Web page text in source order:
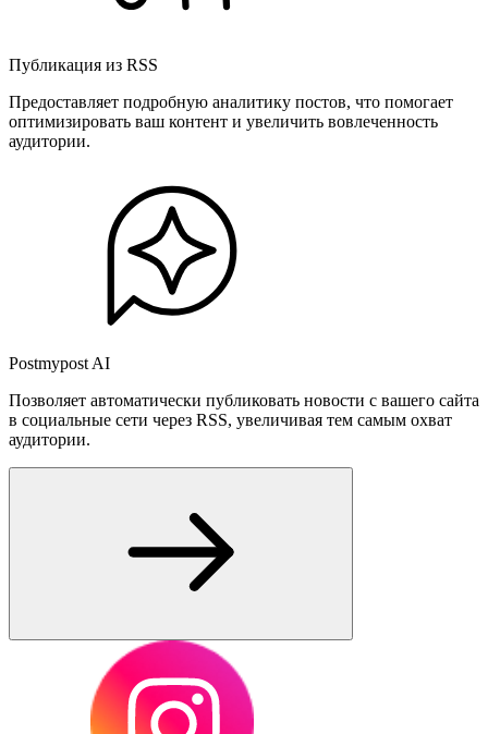
Публикация из RSS
Предоставляет подробную аналитику постов, что помогает
оптимизировать ваш контент и увеличить вовлеченность
аудитории.
Postmypost AI
Позволяет автоматически публиковать новости с вашего сайта
в социальные сети через RSS, увеличивая тем самым охват
аудитории.